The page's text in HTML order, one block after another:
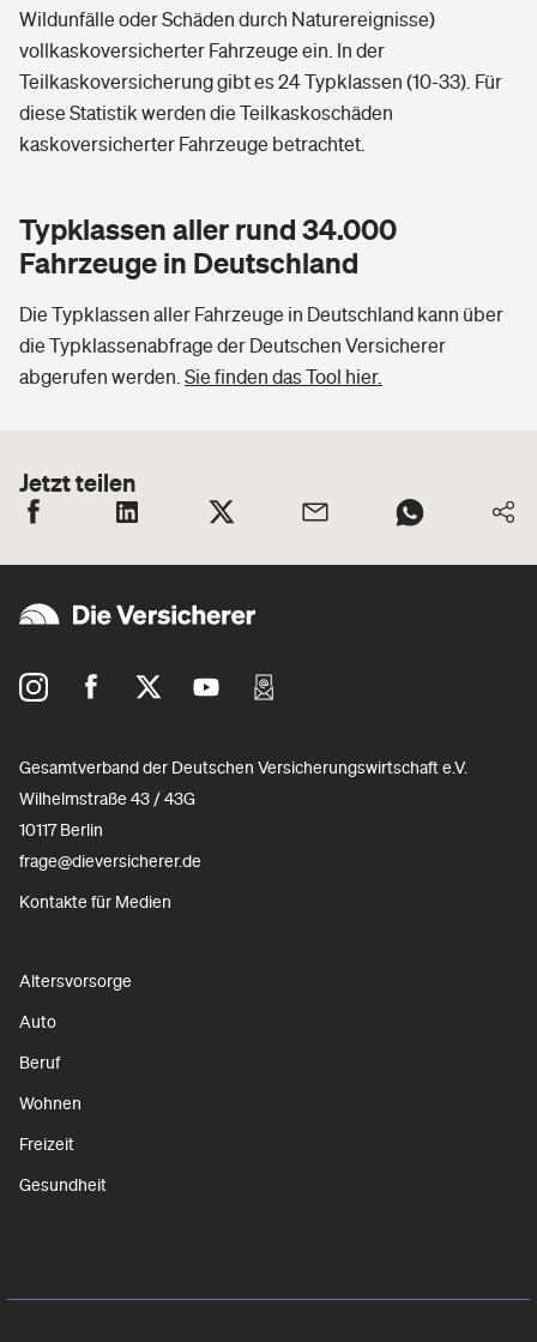
Wildunfälle oder Schäden durch Naturereignisse)
vollkaskoversicherter Fahrzeuge ein. In der
Teilkaskoversicherung gibt es 24 Typklassen (10-33). Für
diese Statistik werden die Teilkaskoschäden
kaskoversicherter Fahrzeuge betrachtet.
Typklassen aller rund 34.000
Fahrzeuge in Deutschland
Die Typklassen aller Fahrzeuge in Deutschland kann über
die Typklassenabfrage der Deutschen Versicherer
abgerufen werden. Sie finden das Tool hier.
Jetzt teilen
Gesamtverband der Deutschen Versicherungswirtschaft e.V.
Wilhelmstraße 43 / 43G
10117 Berlin
frage@dieversicherer.de
Kontakte für Medien
Altersvorsorge
Auto
Beruf
Wohnen
Freizeit
Gesundheit